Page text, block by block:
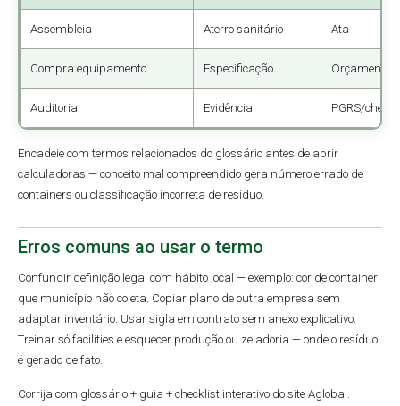
Assembleia Aterro sanitário Ata
Compra equipamento Especificação Orçamento
Auditoria Evidência PGRS/
Encadeie com termos relacionados do glossário antes de abrir
calculadoras — conceito mal compreendido gera número errado de
containers ou classificação incorreta de resíduo.
Erros comuns ao usar o termo
Confundir definição legal com hábito local — exemplo: cor de container
que município não coleta. Copiar plano de outra empresa sem
adaptar inventário. Usar sigla em contrato sem anexo explicativo.
Treinar só facilities e esquecer produção ou zeladoria — onde o resíduo
é gerado de fato.
Corrija com glossário + guia + checklist interativo do site Aglobal.